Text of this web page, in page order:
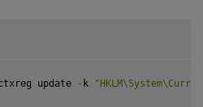
update - k